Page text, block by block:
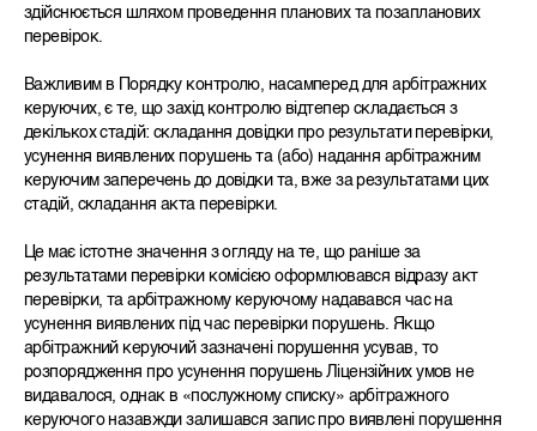
здійснюється шляхом проведення планових та позапланових
перевірок.
Важливим в Порядку контролю, насамперед для арбітражних
керуючих, є те, що захід контролю відтепер складається з
декількох стадій: складання довідки про результати перевірки,
усунення виявлених порушень та (або) надання арбітражним
керуючим заперечень до довідки та, вже за результатами цих
стадій, складання акта перевірки.
Це має істотне значення з огляду на те, що раніше за
результатами перевірки комісією оформлювався відразу акт
перевірки, та арбітражному керуючому надавався час на
усунення виявлених під час перевірки порушень. Якщо
арбітражний керуючий зазначені порушення усував, то
розпорядження про усунення порушень Ліцензійних умов не
видавалося, однак в «послужному списку» арбітражного
керуючого назавжди залишався запис про виявлені порушення